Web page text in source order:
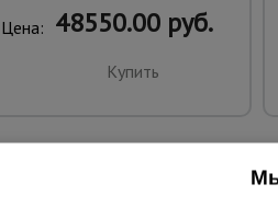
Цена: 48550.00 руб.
Купить